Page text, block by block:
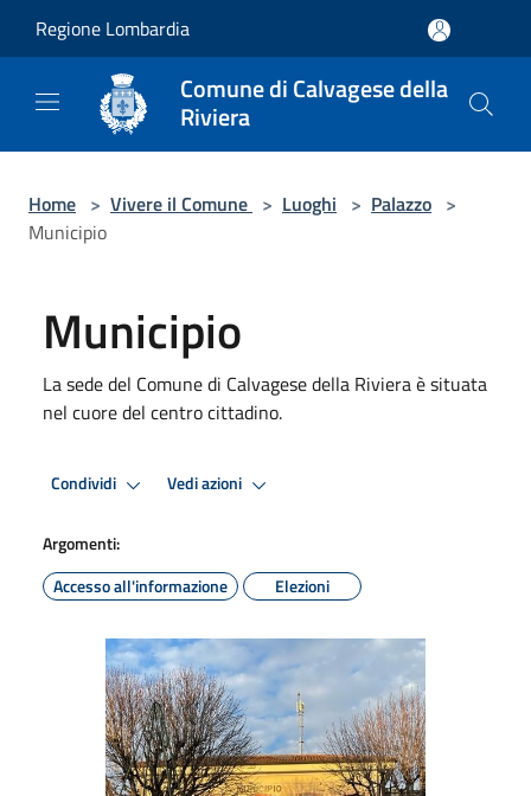
Regione Lombardia
Comune di Calvagese della
Riviera
Home > Vivere il Comune > Luoghi > Palazzo >
Municipio
Municipio
La sede del Comune di Calvagese della Riviera è situata
nel cuore del centro cittadino.
Condividi Vedi azioni
Argomenti:
Accesso all'informazione
Elezioni